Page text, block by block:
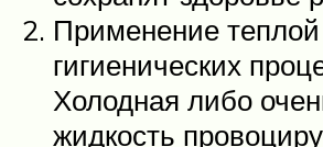
Применение
гигиенических
Холодная либо
жидкость